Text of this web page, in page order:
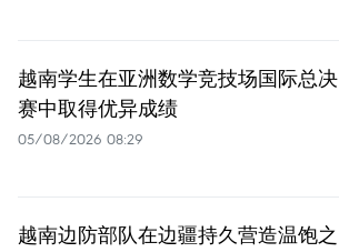
越南学生在亚洲数学竞技场国际总决
赛中取得优异成绩
05/08/2026 08:29
越南边防部队在边疆持久营造温饱之